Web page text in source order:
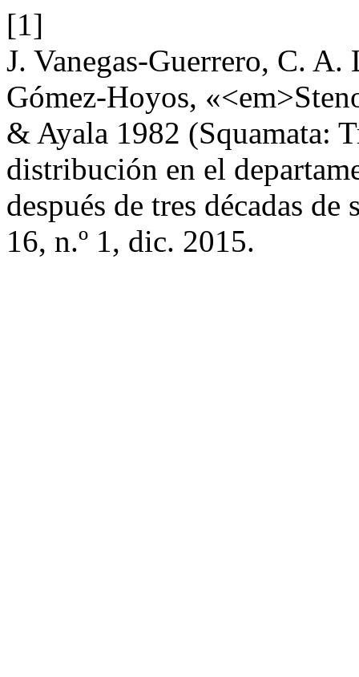
[1]
J. Vanegas-Guerrero, C.
Gómez-Hoyos,
& Ayala 1982 (Squamata:
distribución en el
después de tres décadas
16, n.º 1, dic. 2015.